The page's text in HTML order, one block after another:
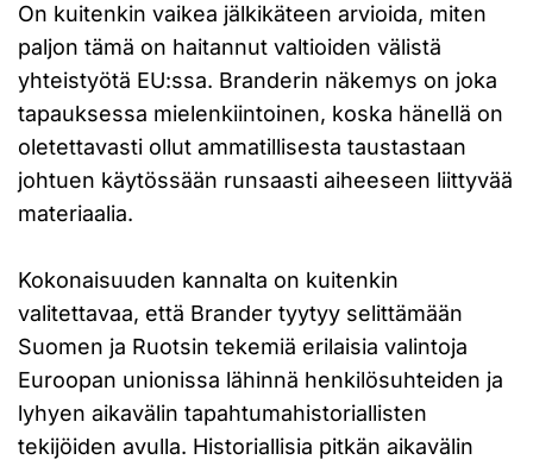
On kuitenkin vaikea jälkikäteen arvioida, miten
paljon tämä on haitannut valtioiden välistä
yhteistyötä EU:ssa. Branderin näkemys on joka
tapauksessa mielenkiintoinen, koska hänellä on
oletettavasti ollut ammatillisesta taustastaan
johtuen käytössään runsaasti aiheeseen liittyvää
materiaalia.
Kokonaisuuden kannalta on kuitenkin
valitettavaa, että Brander tyytyy selittämään
Suomen ja Ruotsin tekemiä erilaisia valintoja
Euroopan unionissa lähinnä henkilösuhteiden ja
lyhyen aikavälin tapahtumahistoriallisten
tekijöiden avulla. Historiallisia pitkän aikavälin